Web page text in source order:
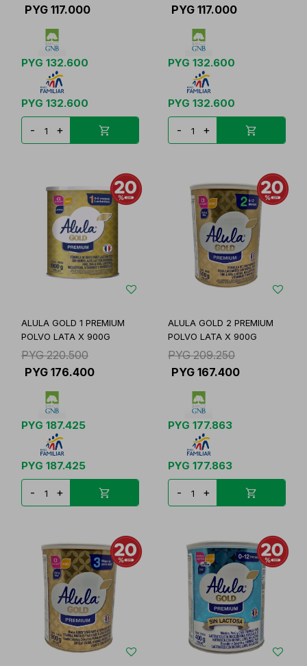
PYG 117.000
PYG 132.600
PYG 132.600
- +
PYG 117.000
PYG 132.600
PYG 132.600
- +
ALULA GOLD 1 PREMIUM
POLVO LATA X 900G
PYG 220.500
PYG 176.400
PYG 187.425
PYG 187.425
- +
ALULA GOLD 2 PREMIUM
POLVO LATA X 900G
PYG 209.250
PYG 167.400
PYG 177.863
PYG 177.863
- +